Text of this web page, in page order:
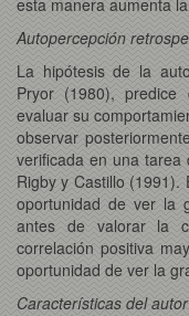
Autopercepción
La hipótesis de la
Pryor (1980),
evaluar su
observar
verificada en una tarea
Rigby y Castillo
oportunidad de ver la
antes de valorar la
correlación positiva
oportunidad de ver la
Características del autor